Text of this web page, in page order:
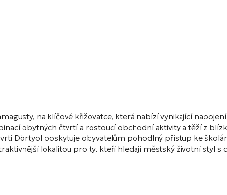
na klíčové křižovatce, která nabízí vynikající
obytných čtvrtí a rostoucí obchodní aktivity a těží z
Dörtyol poskytuje obyvatelům pohodlný přístup ke
lokalitou pro ty, kteří hledají městský životní styl